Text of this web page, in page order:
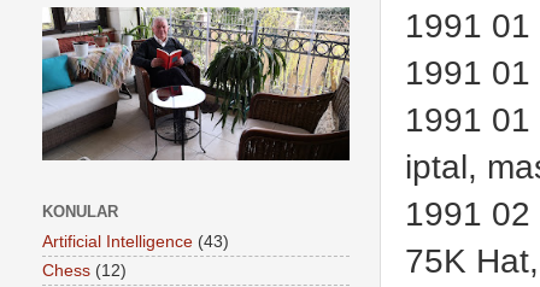
1991 01
1991 01
1991 01
iptal,
1991 02
75K
KONULAR
Artificial Intelligence (43)
Chess (12)